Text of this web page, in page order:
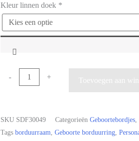
Kleur linnen doek *
- + Toevoegen aan
SKU SDF30049 Categorieën Geboortebordjes
Tags borduurraam Geboorte borduurring